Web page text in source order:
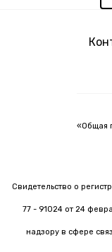
«Общая
Свидетельство о
77 - 91024 от 24
надзору в сфере